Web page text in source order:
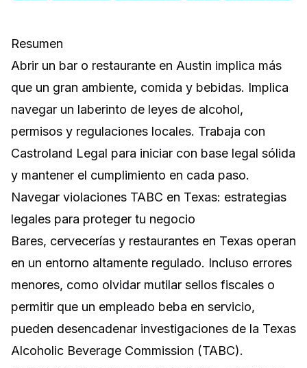
Resumen
Abrir un bar o restaurante en Austin implica más
que un gran ambiente, comida y bebidas. Implica
navegar un laberinto de leyes de alcohol,
permisos y regulaciones locales. Trabaja con
Castroland Legal para iniciar con base legal sólida
y mantener el cumplimiento en cada paso.
Navegar violaciones TABC en Texas: estrategias
legales para proteger tu negocio
Bares, cervecerías y restaurantes en Texas operan
en un entorno altamente regulado. Incluso errores
menores, como olvidar mutilar sellos fiscales o
permitir que un empleado beba en servicio,
pueden desencadenar investigaciones de la Texas
Alcoholic Beverage Commission (TABC).